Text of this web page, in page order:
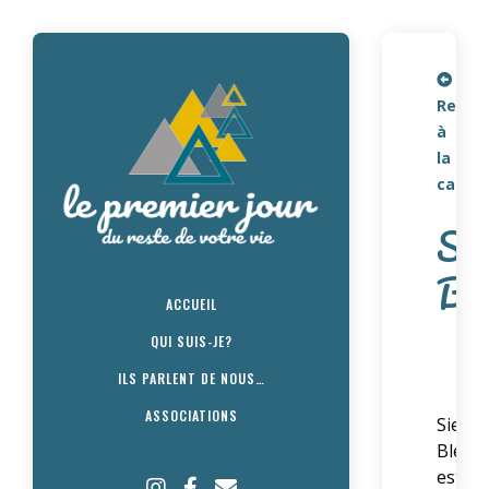
ACCUEIL
QUI SUIS-JE?
ILS PARLENT DE NOUS…
ASSOCIATIONS
Retour
à
la
carte
Siel
Bleu
est